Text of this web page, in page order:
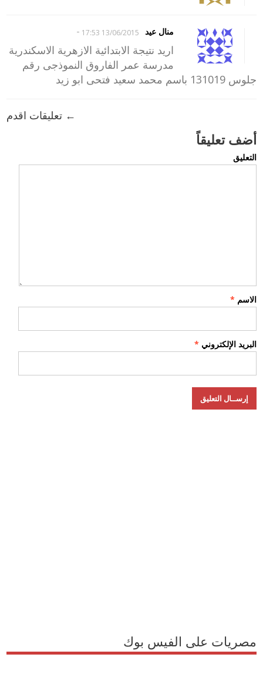
منال عيد 13/06/2015 17:53
-
اريد نتيجة الابتدائية الازهرية الاسكندرية
مدرسة عمر الفاروق النموذجى رقم
جلوس 131019 باسم محمد سعيد فتحى ابو زيد
← تعليقات اقدم
أضف تعليقاً
التعليق
الاسم *
البريد الإلكتروني *
مصريات على الفيس بوك